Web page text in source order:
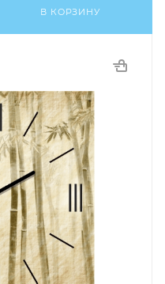
В КОРЗИНУ